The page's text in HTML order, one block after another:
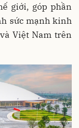
giới, góp phần
sức mạnh kinh
Việt Nam trên